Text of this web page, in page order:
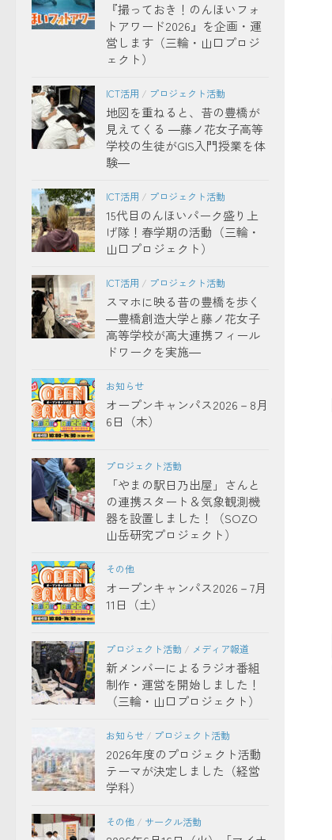
『撮っておき！のんほいフォ
トアワード2026』を企画・運
営します（三輪・山口プロジ
ェクト）
ICT活用 / プロジェクト活動
地図を重ねると、昔の豊橋が
見えてくる ―藤ノ花女子高等
学校の生徒がGIS入門授業を体
験―
ICT活用 / プロジェクト活動
15代目のんほいパーク盛り上
げ隊！春学期の活動（三輪・
山口プロジェクト）
ICT活用 / プロジェクト活動
スマホに映る昔の豊橋を歩く
―豊橋創造大学と藤ノ花女子
高等学校が高大連携フィール
ドワークを実施―
お知らせ
オープンキャンパス2026－8月
6日（木）
プロジェクト活動
「やまの駅日乃出屋」さんと
の連携スタート＆気象観測機
器を設置しました！（SOZO
山岳研究プロジェクト）
その他
オープンキャンパス2026－7月
11日（土）
プロジェクト活動 / メディア報道
新メンバーによるラジオ番組
制作・運営を開始しました！
（三輪・山口プロジェクト）
お知らせ / プロジェクト活動
2026年度のプロジェクト活動
テーマが決定しました（経営
学科）
その他 / サークル活動